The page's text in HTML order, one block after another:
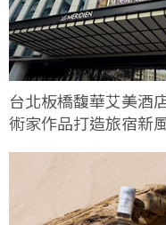
台北板橋馥華艾美酒
術家作品打造旅宿新